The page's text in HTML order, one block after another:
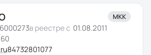
МКК
в реестре с 01.08.2011
84732801077